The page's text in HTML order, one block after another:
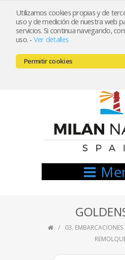
Utilizamos cookies propias y de
uso y de medición de nuestra web
servicios. Si continua navegando,
uso. - Ver detalles
Permitir cookies
Registrarse Mi
666521122 //
03. EMBARCACIONES